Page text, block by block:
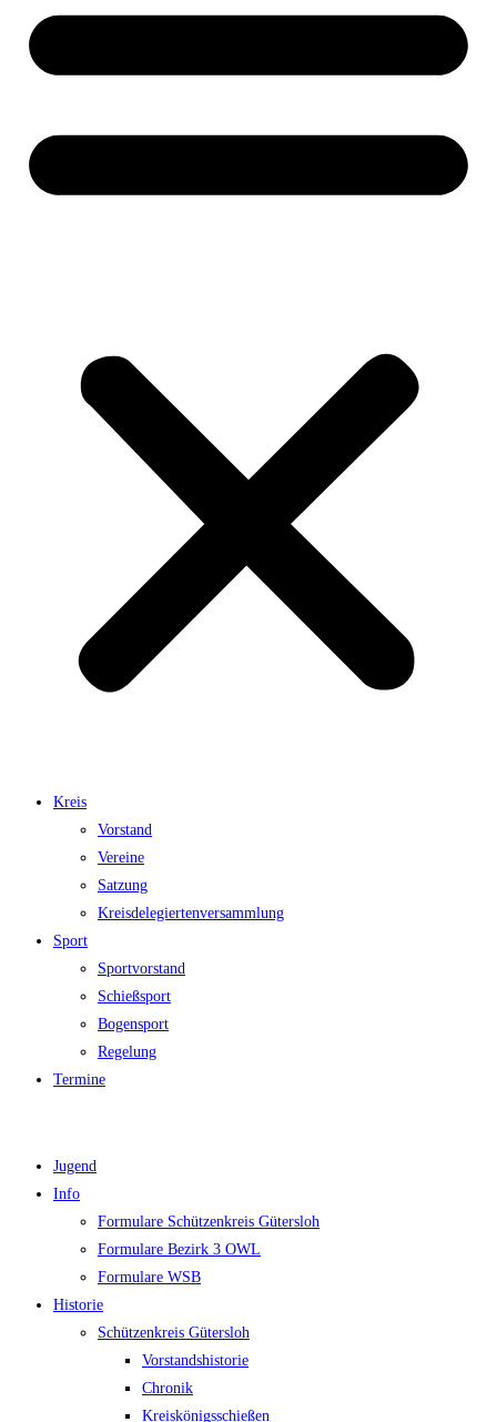
Kreis
Vorstand
Vereine
Satzung
Kreisdelegiertenversammlung
Sport
Sportvorstand
Schießsport
Bogensport
Regelung
Termine
Jugend
Info
Formulare Schützenkreis Gütersloh
Formulare Bezirk 3 OWL
Formulare WSB
Historie
Schützenkreis Gütersloh
Vorstandshistorie
Chronik
Kreiskönigsschießen